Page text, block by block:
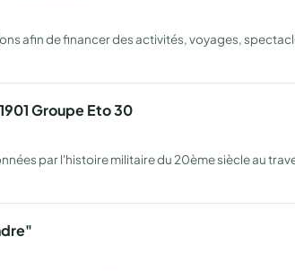
afin de financer des activités, voyages,
Groupe Eto 30
par l'histoire militaire du 20ème siècle au